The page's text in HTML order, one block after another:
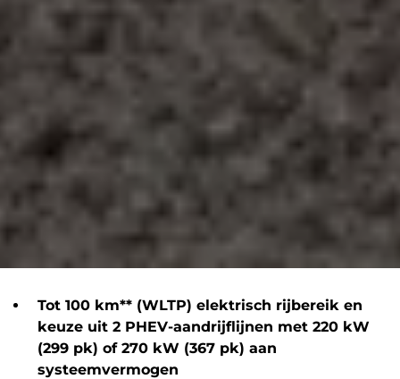
Tot 100 km** (WLTP) elektrisch rijbereik en
keuze uit 2 PHEV-aandrijflijnen met 220 kW
(299 pk) of 270 kW (367 pk) aan
systeemvermogen